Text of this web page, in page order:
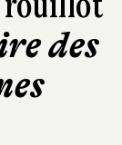
des